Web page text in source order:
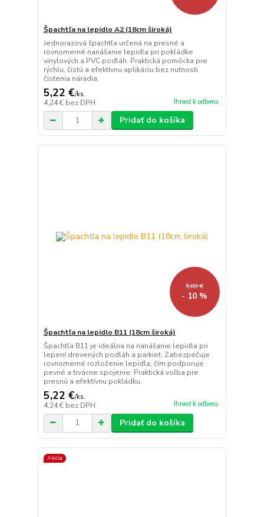
Špachtľa na lepidlo A2 (18cm široká)
Jednorazová špachtľa určená na presné a
rovnomerné nanášanie lepidla pri pokládke
vinylových a PVC podláh. Praktická pomôcka pre
rýchlu, čistú a efektívnu aplikáciu bez nutnosti
čistenia náradia.
5,22 €/ks.
4,24 € bez DPH Ihneď k odberu
Pridať do košíka
5,80 €
- 10 %
Špachtľa na lepidlo B11 (18cm široká)
Špachtľa B11 je ideálna na nanášanie lepidla pri
lepení drevených podláh a parkiet. Zabezpečuje
rovnomerné rozloženie lepidla, čím podporuje
pevné a trvácne spojenie. Praktická voľba pre
presnú a efektívnu pokládku.
5,22 €/ks.
4,24 € bez DPH Ihneď k odberu
Pridať do košíka
Akcia